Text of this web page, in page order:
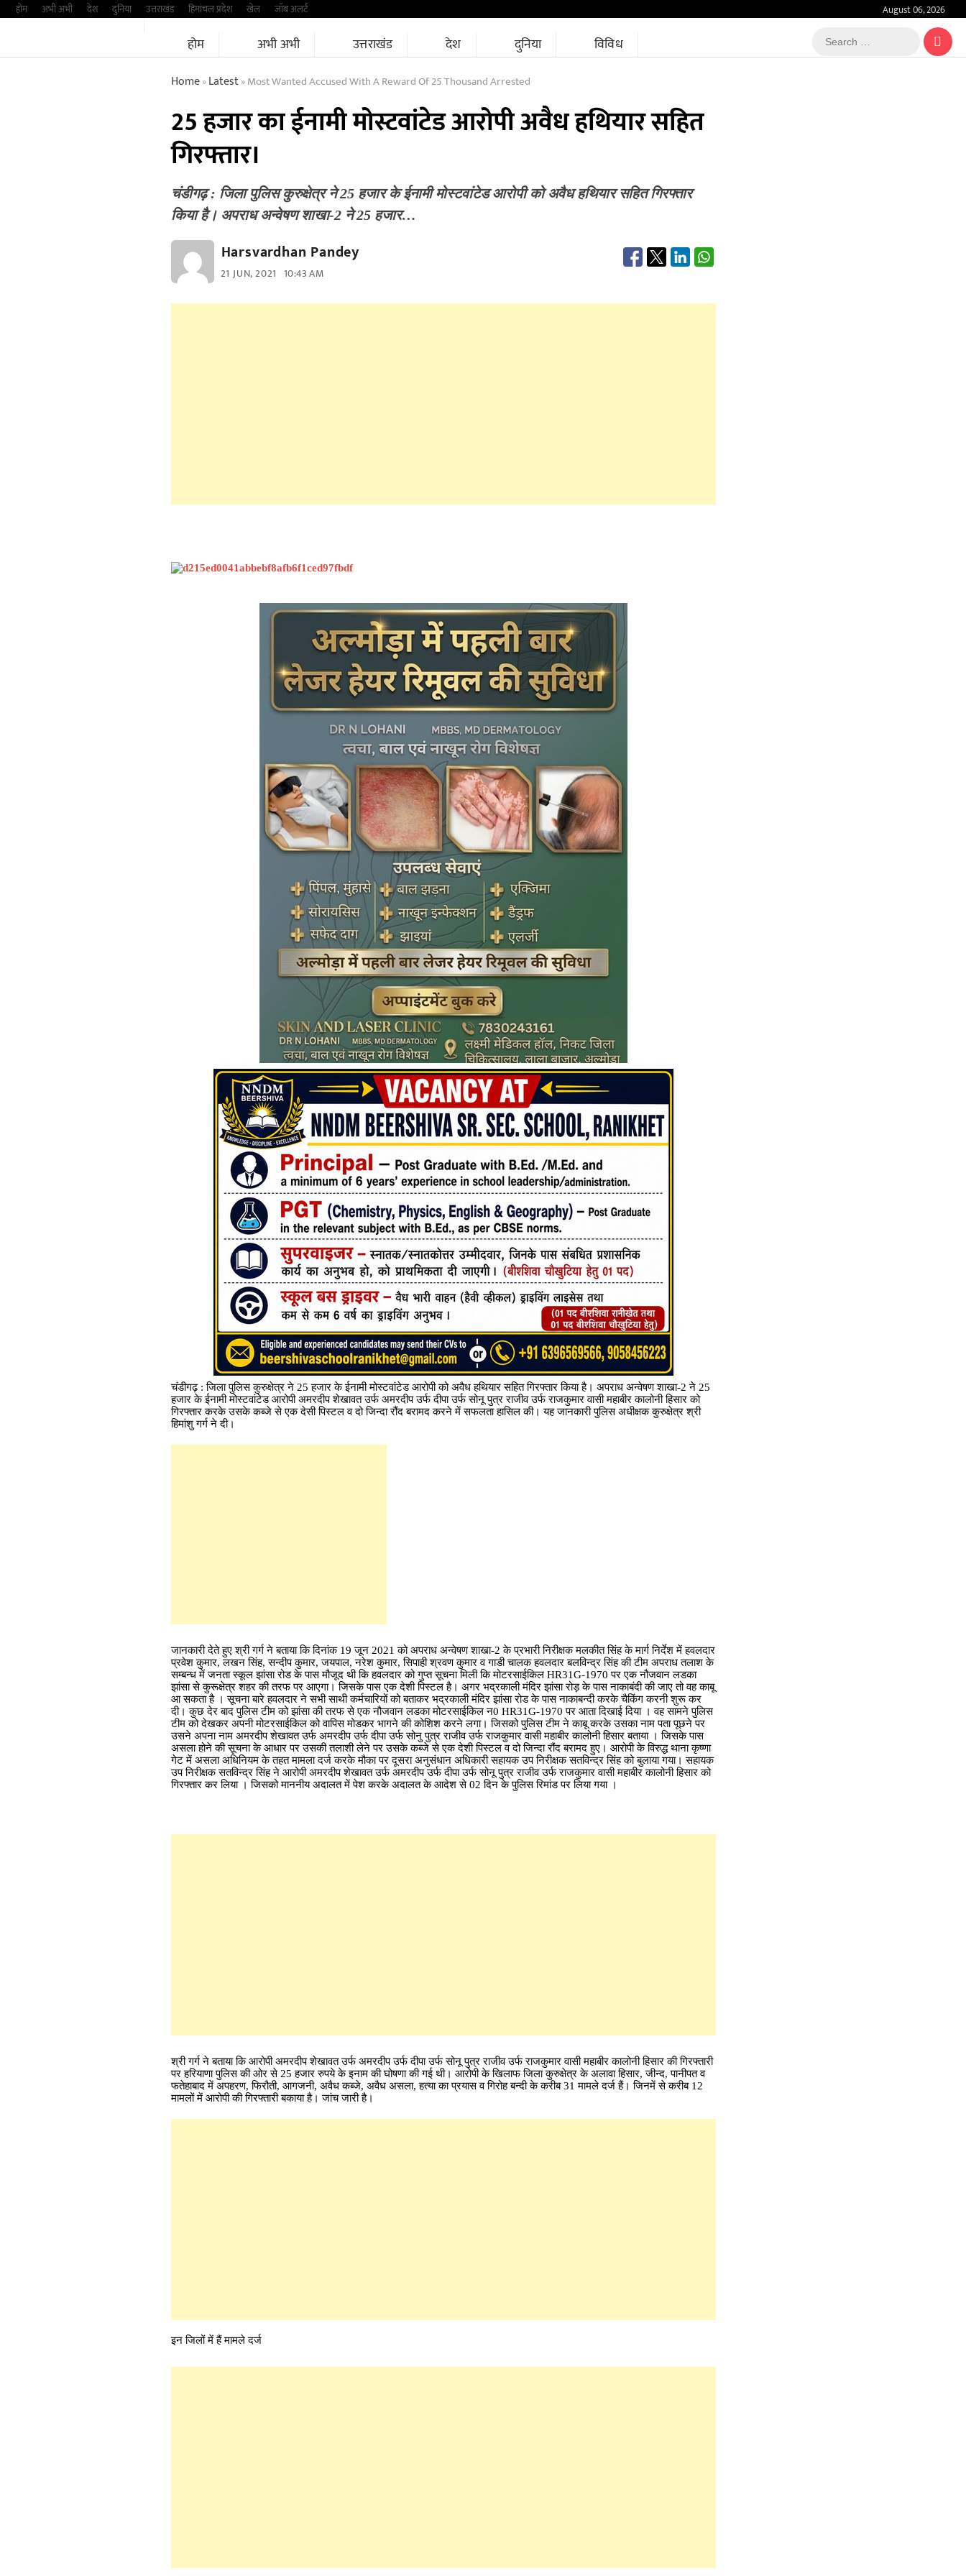
Skipहोम अभी अभी देश दुनिया उत्तराखंड हिमांचल प्रदेश खेल जॉब अलर्ट August 06, 2026
होम अभी अभी उत्तराखंड देश दुनिया विविध
Search
…
Home»Latest»Most Wanted Accused With A Reward Of 25 Thousand Arrested
25 हजार का ईनामी मोस्टवांटेड आरोपी अवैध हथियार सहित
गिरफ्तार।
चंडीगढ़ : जिला पुलिस कुरुक्षेत्र ने 25 हजार के ईनामी मोस्टवांटेड आरोपी को अवैध हथियार सहित गिरफ्तार
किया है। अपराध अन्वेषण शाखा-2 ने 25 हजार…
Harsvardhan Pandey
21 JUN, 2021 10:43 AM
चंडीगढ़ : जिला पुलिस कुरुक्षेत्र ने 25 हजार के ईनामी मोस्टवांटेड आरोपी को अवैध हथियार सहित गिरफ्तार किया है। अपराध अन्वेषण शाखा-2 ने 25
हजार के ईनामी मोस्टवांटेड आरोपी अमरदीप शेखावत उर्फ अमरदीप उर्फ दीपा उर्फ सोनू पुत्र राजीव उर्फ राजकुमार वासी महाबीर कालोनी हिसार को
गिरफ्तार करके उसके कब्जे से एक देसी पिस्टल व दो जिन्दा रौंद बरामद करने में सफलता हासिल की। यह जानकारी पुलिस अधीक्षक कुरुक्षेत्र श्री
हिमांशु गर्ग ने दी।
जानकारी देते हुए श्री गर्ग ने बताया कि दिनांक 19 जून 2021 को अपराध अन्वेषण शाखा-2 के प्रभारी निरीक्षक मलकीत सिंह के मार्ग निर्देश में हवलदार
प्रवेश कुमार, लखन सिंह, सन्दीप कुमार, जयपाल, नरेश कुमार, सिपाही श्रवण कुमार व गाडी चालक हवलदार बलविन्द्र सिंह की टीम अपराध तलाश के
सम्बन्ध में जनता स्कूल झांसा रोड के पास मौजूद थी कि हवलदार को गुप्त सूचना मिली कि मोटरसाईकिल HR31G-1970 पर एक नौजवान लडका
झांसा से कुरूक्षेत्र शहर की तरफ पर आएगा। जिसके पास एक देशी पिस्टल है। अगर भद्रकाली मंदिर झांसा रोड़ के पास नाकाबंदी की जाए तो वह काबू
आ सकता है । सूचना बारे हवलदार ने सभी साथी कर्मचारियों को बताकर भद्रकाली मंदिर झांसा रोड के पास नाकाबन्दी करके चैकिंग करनी शुरू कर
दी। कुछ देर बाद पुलिस टीम को झांसा की तरफ से एक नौजवान लडका मोटरसाईकिल न0 HR31G-1970 पर आता दिखाई दिया । वह सामने पुलिस
टीम को देखकर अपनी मोटरसाईकिल को वापिस मोडकर भागने की कोशिश करने लगा। जिसको पुलिस टीम ने काबू करके उसका नाम पता पूछने पर
उसने अपना नाम अमरदीप शेखावत उर्फ अमरदीप उर्फ दीपा उर्फ सोनु पुत्र राजीव उर्फ राजकुमार वासी महाबीर कालोनी हिसार बताया । जिसके पास
असला होने की सूचना के आधार पर उसकी तलाशी लेने पर उसके कब्जे से एक देशी पिस्टल व दो जिन्दा रौंद बरामद हुए। आरोपी के विरुद्ध थाना कृष्णा
गेट में असला अधिनियम के तहत मामला दर्ज करके मौका पर दूसरा अनुसंधान अधिकारी सहायक उप निरीक्षक सतविन्द्र सिंह को बुलाया गया। सहायक
उप निरीक्षक सतविन्द्र सिंह ने आरोपी अमरदीप शेखावत उर्फ अमरदीप उर्फ दीपा उर्फ सोनू पुत्र राजीव उर्फ राजकुमार वासी महाबीर कालोनी हिसार को
गिरफ्तार कर लिया । जिसको माननीय अदालत में पेश करके अदालत के आदेश से 02 दिन के पुलिस रिमांड पर लिया गया ।
श्री गर्ग ने बताया कि आरोपी अमरदीप शेखावत उर्फ अमरदीप उर्फ दीपा उर्फ सोनू पुत्र राजीव उर्फ राजकुमार वासी महाबीर कालोनी हिसार की गिरफ्तारी
पर हरियाणा पुलिस की ओर से 25 हजार रुपये के इनाम की घोषणा की गई थी। आरोपी के खिलाफ जिला कुरुक्षेत्र के अलावा हिसार, जीन्द, पानीपत व
फतेहाबाद में अपहरण, फिरौती, आगजनी, अवैध कब्जे, अवैध असला, हत्या का प्रयास व गिरोह बन्दी के करीब 31 मामले दर्ज हैं। जिनमें से करीब 12
मामलों में आरोपी की गिरफ्तारी बकाया है। जांच जारी है।
इन जिलों में हैं मामले दर्ज